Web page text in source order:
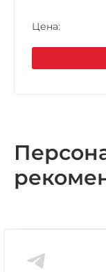
Цена: